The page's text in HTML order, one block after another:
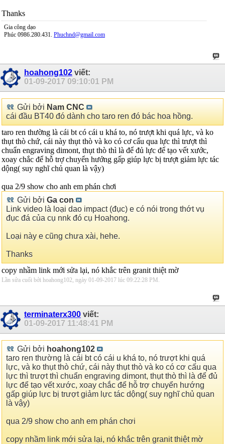
Thanks
Gia công dạo
Phúc 0986.280.431. Phuchnd@gmail.com
hoahong102 viết:
01-09-2017 09:10:01 PM
Gửi bởi Nam CNC
cái đầu BT40 đó dành cho taro ren đó bác hoa hồng.
taro ren thường là cái bt có cái u khá to, nó trượt khi quá lực, và ko
thụt thò chứ, cái này thụt thò và ko có cơ cấu qua lực thì trượt thì
chuẩn engraving dimont, thụt thò thì là để đủ lực để tạo vết xước,
xoay chắc để hỗ trợ chuyển hướng gấp giúp lực bị trượt giảm lực tác
dộng( suy nghĩ chủ quan là vậy)
qua 2/9 show cho anh em phán chơi
Gửi bởi Ga con
Link video là loại dao impact (đục) e có nói trong thớt vụ
đục đá của cụ nnk đó cụ Hoahong.
Loại này e cũng chưa xài, hehe.
Thanks
copy nhầm link mới sửa lại, nó khắc trên granit thiệt mờ
Lần sửa cuối bởi hoahong102, ngày 01-09-2017 lúc 09:22:28 PM .
terminaterx300 viết:
01-09-2017 11:48:41 PM
Gửi bởi hoahong102
taro ren thường là cái bt có cái u khá to, nó trượt khi quá
lực, và ko thụt thò chứ, cái này thụt thò và ko có cơ cấu qua
lực thì trượt thì chuẩn engraving dimont, thụt thò thì là để đủ
lực để tạo vết xước, xoay chắc để hỗ trợ chuyển hướng
gấp giúp lực bị trượt giảm lực tác dộng( suy nghĩ chủ quan
là vậy)
qua 2/9 show cho anh em phán chơi
copy nhầm link mới sửa lại, nó khắc trên granit thiệt mờ